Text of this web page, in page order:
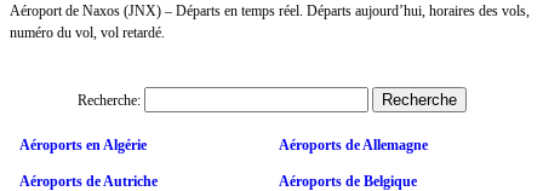
Aéroport de Naxos (JNX) – Départs en temps réel. Départs aujourd’hui, horaires des vols,
numéro du vol, vol retardé.
Recherche:
Aéroports en Algérie Aéroports de Allemagne
Aéroports de Autriche Aéroports de Belgique